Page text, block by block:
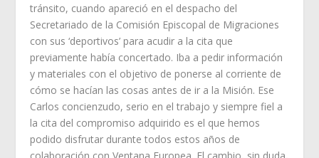
tránsito, cuando apareció en el despacho del
Secretariado de la Comisión Episcopal de Migraciones
con sus ‘deportivos’ para acudir a la cita que
previamente había concertado. Iba a pedir información
y materiales con el objetivo de ponerse al corriente de
cómo se hacían las cosas antes de ir a la Misión. Ese
Carlos concienzudo, serio en el trabajo y siempre fiel a
la cita del compromiso adquirido es el que hemos
podido disfrutar durante todos estos años de